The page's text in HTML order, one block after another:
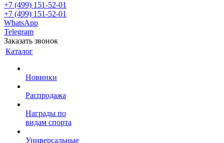
+7 (499) 151-52-01
+7 (499) 151-52-01
WhatsApp
Telegram
Заказать звонок
Каталог
Новинки
Распродажа
Награды по
видам спорта
Универсальные